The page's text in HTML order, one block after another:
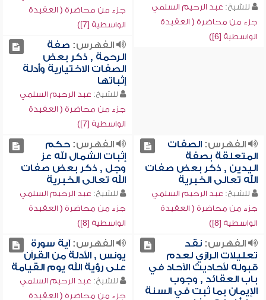
للشيخ: عبد الرحيم السلمي
جزء من محاضرة ( العقيدة
الواسطية [6])
جزء من محاضرة ( العقيدة
الواسطية [7])
الفهرس: صفة
الرحمة , ذكر بعض
الصفات الاختيارية وأدلة
إثباتها
للشيخ: عبد الرحيم السلمي
جزء من محاضرة ( العقيدة
الواسطية [7])
الفهرس:الصفات
المتعلقة بصفة
اليدين , ذكر بعض صفات
الله تعالى الخبرية
للشيخ: عبد الرحيم السلمي
جزء من محاضرة ( العقيدة
الواسطية [8])
الفهرس:حكم
إثبات الشمال لله عز
وجل , ذكر بعض صفات
الله تعالى الخبرية
للشيخ: عبد الرحيم السلمي
جزء من محاضرة ( العقيدة
الواسطية [8])
الفهرس:نقد
تعليلات الرازي لعدم
قبوله لأحاديث الآحاد في
باب العقائد , وجوب
الإيمان بما ثبت في السنة
الفهرس:آية سورة
يونس , الأدلة من القرآن
على رؤية الله يوم القيامة
للشيخ: عبد الرحيم السلمي
جزء من محاضرة ( العقيدة